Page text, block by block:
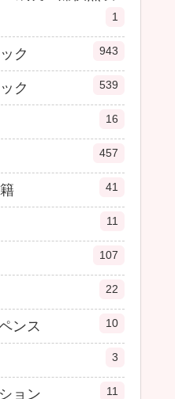
1
ク 943
ク 539
16
457
41
11
107
22
ンス 10
3
ョン 11